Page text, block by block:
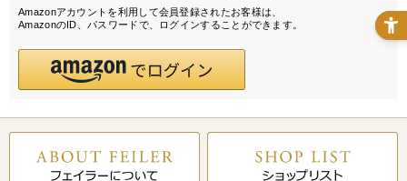
Amazonアカウントを利用して会員登録されたお客様は、
AmazonのID、パスワードで、ログインすることができます。